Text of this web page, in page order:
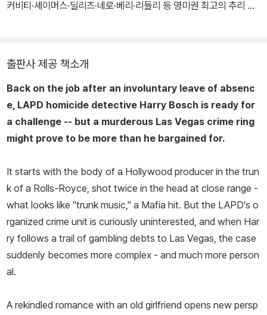
커비티·셰이머스·딜리즈·네로·베리·리들리 등 영미권 최고의 추리 소
았다. 1956년 미국 필라델피아에서 태어나 플로리다대학교에서 저
널리즘을 전공했으며 졸업 후 《데이토나 비치 뉴스 저널》에서 경찰
기자로 일했다. 1982년부터는 《포트로더데일 뉴스》와 《선센티넬》
로 옮겨 기자 생활을 했다. 대학 재학 중 우연히 레이먼드 챈들러의 작
품을 접하게 된 뒤 줄곧 소설가의 삶을 좇으며 기자로서의 커리어를
취재하고 생존자들을 인터뷰해 기사를 썼다. 이 기사가 미국 전역에
대서특필되어 각종 취재 상을 받았으며, 1986년에 퓰리처상 최종 후
보에 선정된다. 《로스앤젤레스 타임스》 범죄 담당 기자로 자리를 옮
긴 뒤 수많은 범죄 사건에 관한 경험을 쌓아나갔다. 에이전트 필립 스
피처가 그의 작가적 가능성을 발견, 리틀 브라운 출판사에서 첫 책
《블랙 에코》(1992)를 출간해 이 작품으로 에드거상을 받았다. 형사
해리 보슈 시리즈를 비롯해 변호사 미키 할러 시리즈를 잇달아 발표,
릭터를 주인공으로 소설을 쓰고 있다. 그의 소설은 클린트 이스트우
출판사 제공 책소개
Back on the job after an involuntary leave of absenc
e, LAPD homicide detective Harry Bosch is ready for
a challenge -- but a murderous Las Vegas crime ring
might prove to be more than he bargained for.
It starts with the body of a Hollywood producer in the trun
k of a Rolls-Royce, shot twice in the head at close range -
what looks like "trunk music," a Mafia hit. But the LAPD's o
rganized crime unit is curiously uninterested, and when Har
ry follows a trail of gambling debts to Las Vegas, the case
suddenly becomes more complex - and much more person
al.
A rekindled romance with an old girlfriend opens new persp